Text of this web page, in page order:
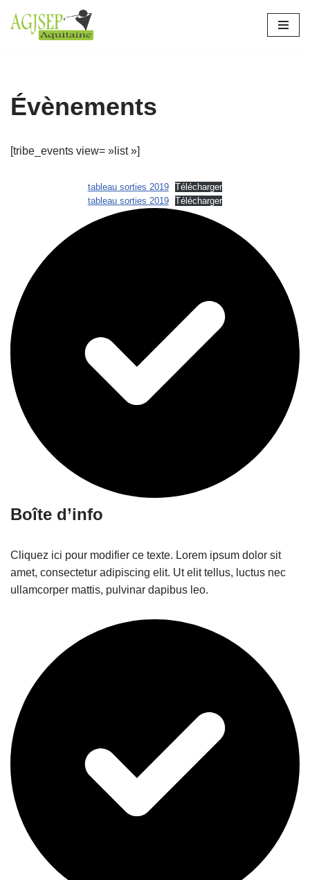
Aller
Évènements
[tribe_events view= »list »]
tableau sorties 2019
Télécharger
tableau sorties 2019
Télécharger
Boîte d’info
Cliquez ici pour modifier ce texte. Lorem ipsum dolor sit
amet, consectetur adipiscing elit. Ut elit tellus, luctus nec
ullamcorper mattis, pulvinar dapibus leo.